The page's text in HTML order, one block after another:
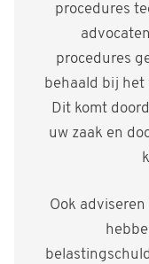
procedures
procedures
behaald bij het
Dit komt
uw zaak en
Ook